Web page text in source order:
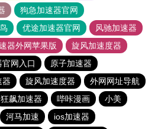
狗急加速器官网
优途加速器官网
风驰加速器
器外网苹果版
旋风加速度器
网入口
原子加速器
器 旋风加速度器
外网网址导航
狂飙加速器 哔咔漫画
小美
河马加速
ios加速器